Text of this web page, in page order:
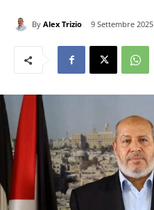
By Alex Trizio 9 Settembre 2025